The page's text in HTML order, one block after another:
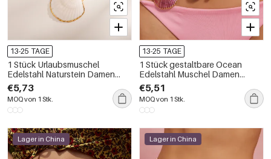
13-25 TAGE
1 Stück Urlaubsmuschel
Edelstahl Naturstein Damen
Taillenketten
€5,73
MOQ von 1 Stk.
13-25 TAGE
1 Stück gestaltbare Ocean
Edelstahl Muschel Damen
Taillenketten
€5,51
MOQ von 1 Stk.
Lager in China Lager in China